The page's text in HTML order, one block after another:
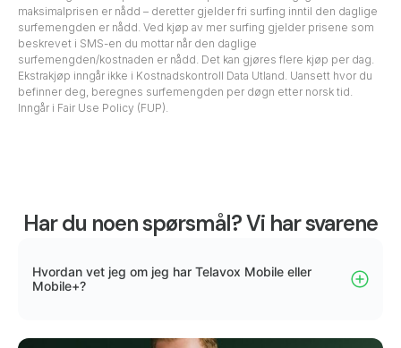
maksimalprisen er nådd – deretter gjelder fri surfing inntil den daglige
surfemengden er nådd. Ved kjøp av mer surfing gjelder prisene som
beskrevet i SMS-en du mottar når den daglige
surfemengden/kostnaden er nådd. Det kan gjøres flere kjøp per dag.
Ekstrakjøp inngår ikke i Kostnadskontroll Data Utland. Uansett hvor du
befinner deg, beregnes surfemengden per døgn etter norsk tid.
Inngår i Fair Use Policy (FUP).
Har du noen spørsmål? Vi har svarene
Hvordan vet jeg om jeg har Telavox Mobile eller
Mobile+?